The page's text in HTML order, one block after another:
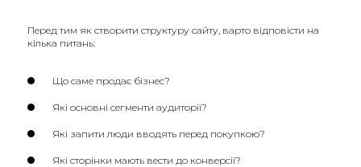
Перед тим як створити структуру сайту, варто відповісти на
кілька питань:
Що саме продає бізнес?
Які основні сегменти аудиторії?
Які запити люди вводять перед покупкою?
Які сторінки мають вести до конверсії?